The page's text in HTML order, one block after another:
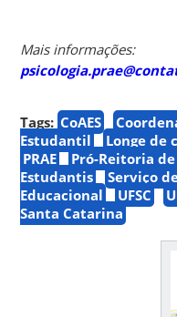
Mais informações:
Tags: CoAES
Estudantil
Longe de
PRAE
Pró-Reitoria
Estudantis
Serviço
Educacional
UFSC
Santa Catarina